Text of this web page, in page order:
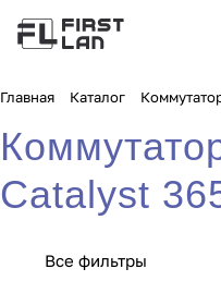
Главная Каталог
Catalyst
Все фильтры